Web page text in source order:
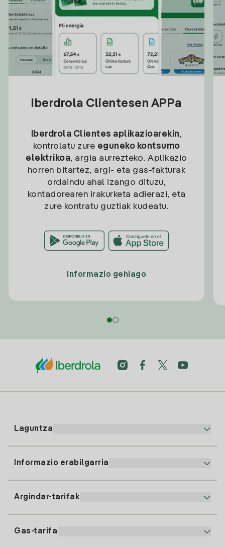
Iberdrola Clientesen APPa
Iberdrola Clientes aplikazioarekin,
kontrolatu zure eguneko kontsumo
elektrikoa, argia aurrezteko. Aplikazio
horren bitartez, argi- eta gas-fakturak
ordaindu ahal izango dituzu,
kontadorearen irakurketa adierazi, eta
zure kontratu guztiak kudeatu.
Informazio gehiago
Laguntza
91 919 52 73
Informazio erabilgarria
Argindar-tarifak
Gas-tarifa